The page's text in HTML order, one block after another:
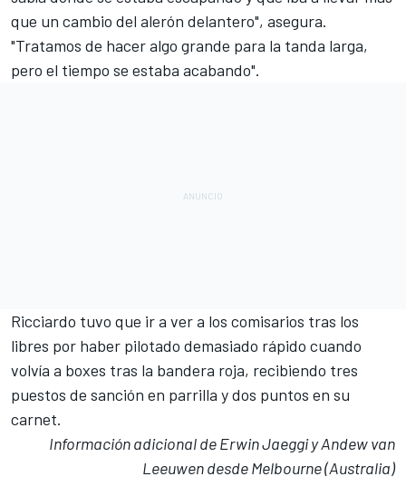
que un cambio del alerón delantero", asegura.
"Tratamos de hacer algo grande para la tanda larga,
pero el tiempo se estaba acabando".
Ricciardo tuvo que ir a ver a los comisarios tras los
libres por haber pilotado demasiado rápido cuando
volvía a boxes tras la bandera roja, recibiendo tres
puestos de sanción en parrilla y dos puntos en su
carnet.
Información adicional de Erwin Jaeggi y Andew van
Leeuwen desde Melbourne (Australia)